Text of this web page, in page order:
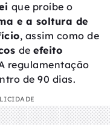
que proíbe o
e a soltura de
, assim como de
de efeito
regulamentação
de 90 dias.